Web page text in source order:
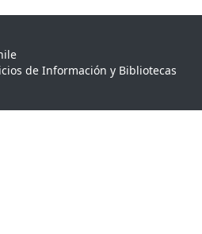
de Información y Bibliotecas